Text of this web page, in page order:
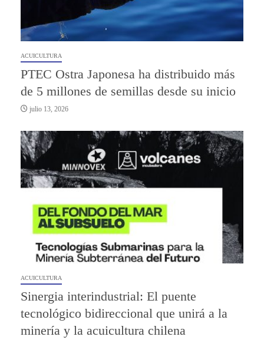
ACUICULTURA
PTEC Ostra Japonesa ha distribuido más
de 5 millones de semillas desde su inicio
julio 13, 2026
ACUICULTURA
Sinergia interindustrial: El puente
tecnológico bidireccional que unirá a la
minería y la acuicultura chilena